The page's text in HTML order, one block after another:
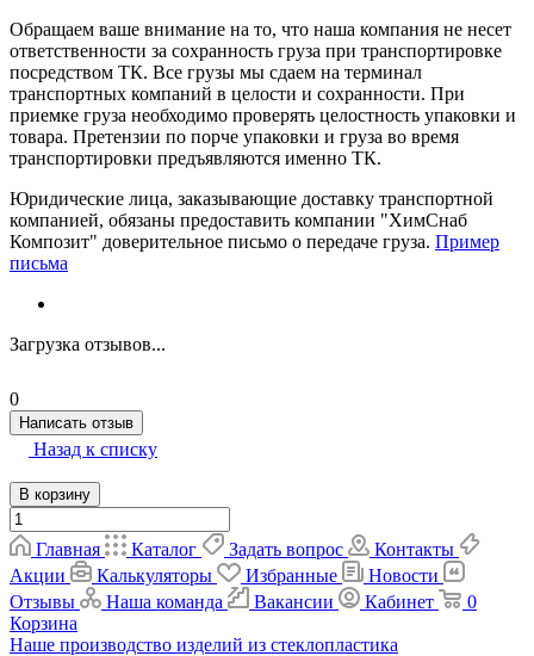
Обращаем ваше внимание на то, что наша компания не несет
ответственности за сохранность груза при транспортировке
посредством ТК. Все грузы мы сдаем на терминал
транспортных компаний в целости и сохранности. При
приемке груза необходимо проверять целостность упаковки и
товара. Претензии по порче упаковки и груза во время
транспортировки предъявляются именно ТК.
Юридические лица, заказывающие доставку транспортной
компанией, обязаны предоставить компании "ХимСнаб
Композит" доверительное письмо о передаче груза. Пример
письма
Загрузка отзывов...
0
Написать отзыв
Назад к списку
В корзину
Главная Каталог Задать вопрос
Контакты
Акции
Калькуляторы Избранные
Новости
Отзывы
Наша команда Вакансии Кабинет
0
Корзина
Наше производство изделий из стеклопластика